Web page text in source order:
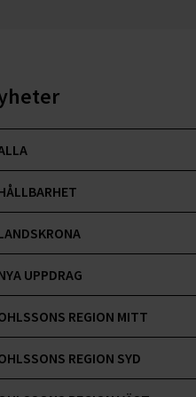
UPPDRAG
REGION MITT
REGION SYD